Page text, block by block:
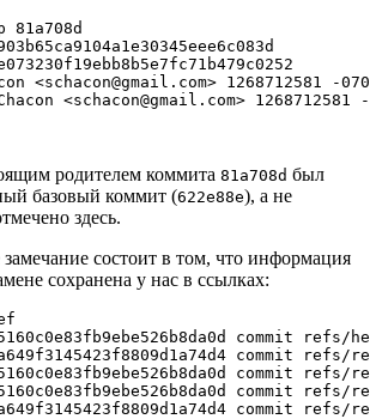
<schacon@gmail.com> 1268712581
-
<schacon@gmail.com> 1268712581
-
родителем коммита 81a708d был
базовый коммит (622e88e), а не
здесь.
состоит в том, что информация
сохранена у нас в ссылках:
commit	refs/heads/master
commit	refs/remotes/history/master
commit	refs/remotes/origin/HEAD
commit	refs/remotes/origin/master